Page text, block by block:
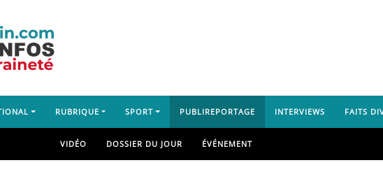
RUBRIQUE SPORT PUBLIREPORTAGE INTERVIEWS FAITS
VIDÉO DOSSIER DU JOUR ÉVÉNEMENT